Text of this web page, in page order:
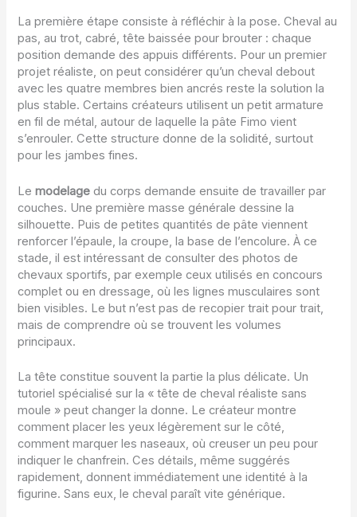
La première étape consiste à réfléchir à la pose. Cheval au
pas, au trot, cabré, tête baissée pour brouter : chaque
position demande des appuis différents. Pour un premier
projet réaliste, on peut considérer qu’un cheval debout
avec les quatre membres bien ancrés reste la solution la
plus stable. Certains créateurs utilisent un petit armature
en fil de métal, autour de laquelle la pâte Fimo vient
s’enrouler. Cette structure donne de la solidité, surtout
pour les jambes fines.
Lemodelage du corps demande ensuite de travailler par
couches. Une première masse générale dessine la
silhouette. Puis de petites quantités de pâte viennent
renforcer l’épaule, la croupe, la base de l’encolure. À ce
stade, il est intéressant de consulter des photos de
chevaux sportifs, par exemple ceux utilisés en concours
complet ou en dressage, où les lignes musculaires sont
bien visibles. Le but n’est pas de recopier trait pour trait,
mais de comprendre où se trouvent les volumes
principaux.
La tête constitue souvent la partie la plus délicate. Un
tutoriel spécialisé sur la « tête de cheval réaliste sans
moule » peut changer la donne. Le créateur montre
comment placer les yeux légèrement sur le côté,
comment marquer les naseaux, où creuser un peu pour
indiquer le chanfrein. Ces détails, même suggérés
rapidement, donnent immédiatement une identité à la
figurine. Sans eux, le cheval paraît vite générique.